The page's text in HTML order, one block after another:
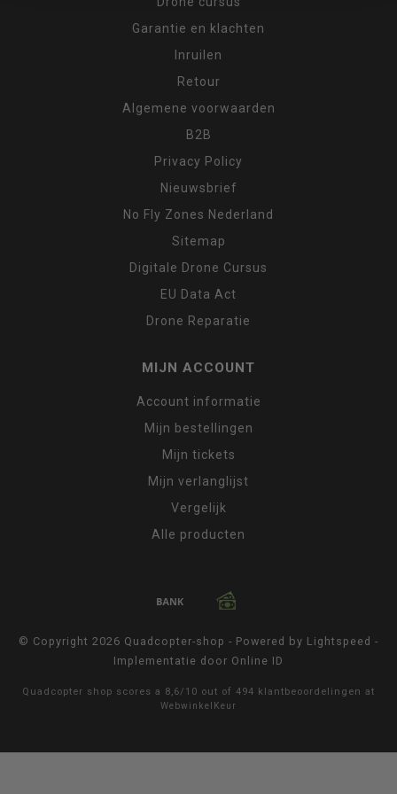
Garantie en klachten
Inruilen
Retour
Algemene voorwaarden
B2B
Privacy Policy
Nieuwsbrief
No Fly Zones Nederland
Sitemap
Digitale Drone Cursus
EU Data Act
Drone Reparatie
MIJN ACCOUNT
Account informatie
Mijn bestellingen
Mijn tickets
Mijn verlanglijst
Vergelijk
Alle producten
© Copyright 2026 Quadcopter-shop - Powered by Lightspeed -
Implementatie door Online ID
Quadcopter shop scores a 8,6/ 10 out of 494 klantbeoordelingen at
WebwinkelKeur